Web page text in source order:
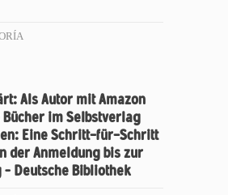
Als Autor mit Amazon
Bücher im Selbstverlag
Eine Schritt-für-Schritt
der Anmeldung bis zur
Deutsche Bibliothek